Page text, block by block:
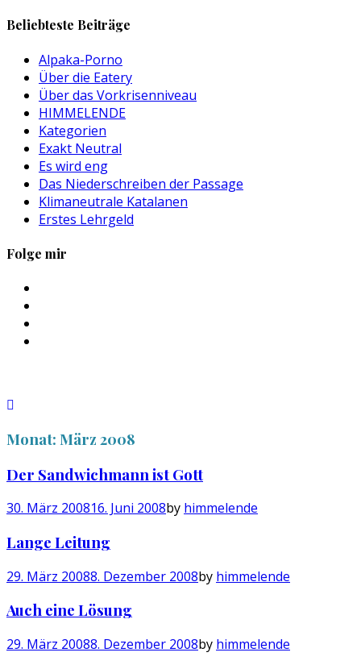
Beliebteste Beiträge
Alpaka-Porno
Über die Eatery
Über das Vorkrisenniveau
HIMMELENDE
Kategorien
Exakt Neutral
Es wird eng
Das Niederschreiben der Passage
Klimaneutrale Katalanen
Erstes Lehrgeld
Folge mir
anzeigen
Monat: März 2008
Der Sandwichmann ist Gott
30. März 200816. Juni 2008by himmelende
Lange Leitung
29. März 20088. Dezember 2008by himmelende
Auch eine Lösung
29. März 20088. Dezember 2008by himmelende